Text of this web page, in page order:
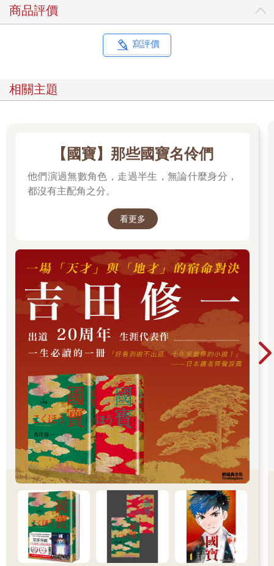
商品評價
寫評價
相關主題
【國寶】那些國寶名伶們
他們演過無數角色，走過半生，無論什麼身分，
都沒有主配角之分。
看更多